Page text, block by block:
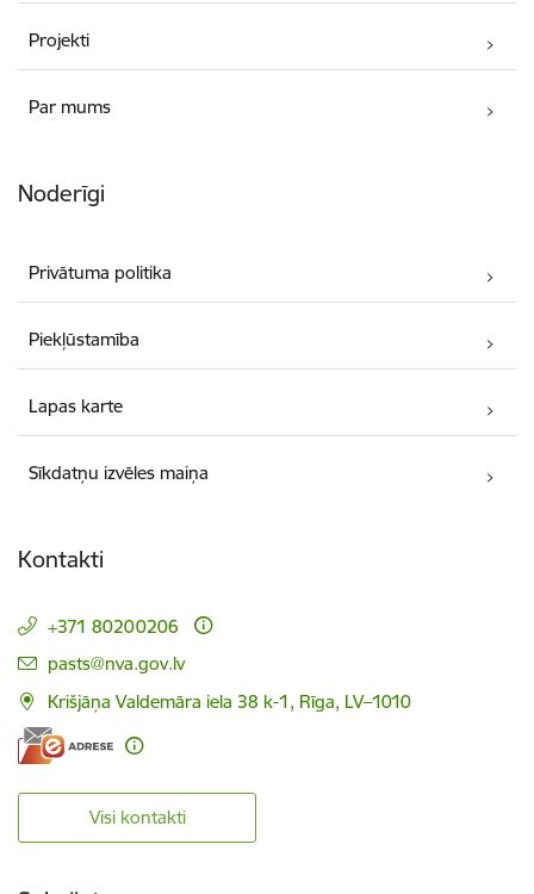
Projekti
Par mums
Noderīgi
Privātuma politika
Piekļūstamība
Lapas karte
Sīkdatņu izvēles maiņa
Kontakti
+371 80200206
E-pasts:
pasts@nva.gov.lv
Krišjāņa Valdemāra iela 38 k-1, Rīga, LV–1010
Visi kontakti